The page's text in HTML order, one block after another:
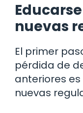
nuevas
El primer
pérdida de
anteriores
nuevas